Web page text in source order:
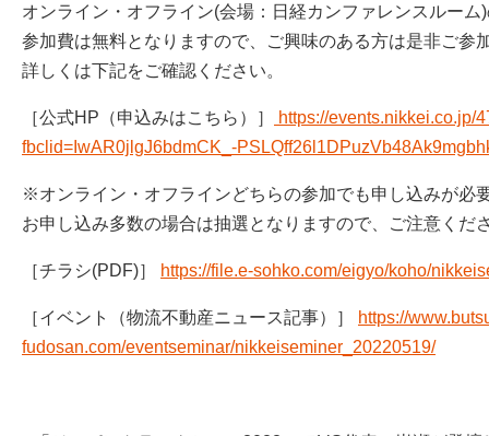
オンライン・オフライン(会場：日経カンファレンスルーム
参加費は無料となりますので、ご興味のある方は是非ご参
詳しくは下記をご確認ください。
［公式HP（申込みはこちら）］
https://events.nikkei.co.jp/
fbclid=IwAR0jlgJ6bdmCK_-
※オンライン・オフラインどちらの参加でも申し込みが必
お申し込み多数の場合は抽選となりますので、ご注意くだ
［チラシ(PDF)］ https://file.e-sohko.com/eigyo/koho/
［イベント（物流不動産ニュース記事）］
https://
fudosan.com/eventseminar/nikkeiseminer_20220519/